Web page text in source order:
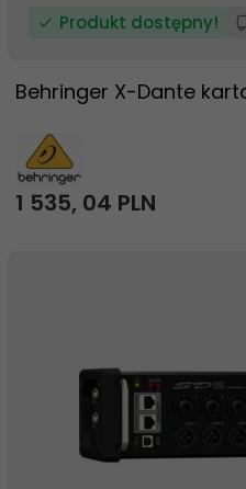
Produkt dostępny!
Behringer X-Dante
1 535, 04 PLN